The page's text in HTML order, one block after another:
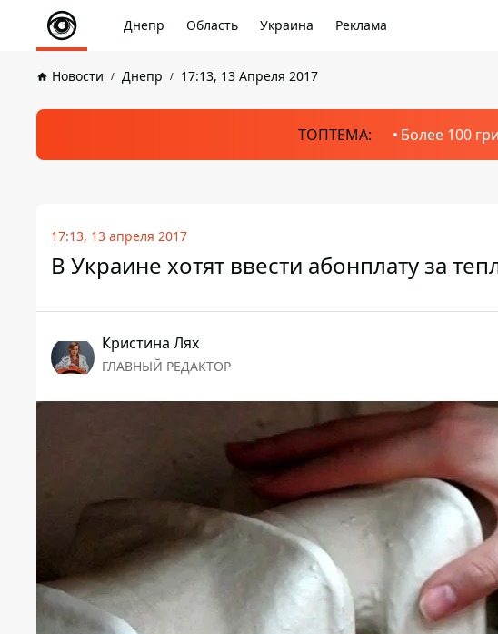
Днепр Область Украина Реклама
Новости Днепр 17:13, 13 Апреля 2017
ТОПТЕМА: Более 100
17:13, 13 апреля 2017
В Украине хотят ввести абонплату за
Кристина Лях
ГЛАВНЫЙ РЕДАКТОР